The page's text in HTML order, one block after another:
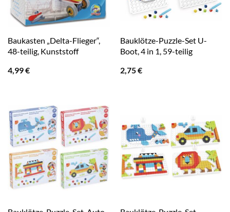
Baukasten „Delta-Flieger“,
48-teilig, Kunststoff
4,99€
Bauklötze-Puzzle-Set U-
Boot, 4 in 1, 59-teilig
2,75€